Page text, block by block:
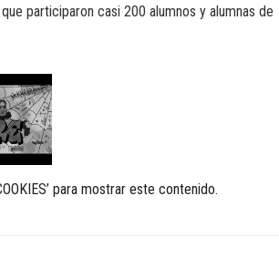
participaron casi 200 alumnos y alumnas de
para mostrar este contenido.